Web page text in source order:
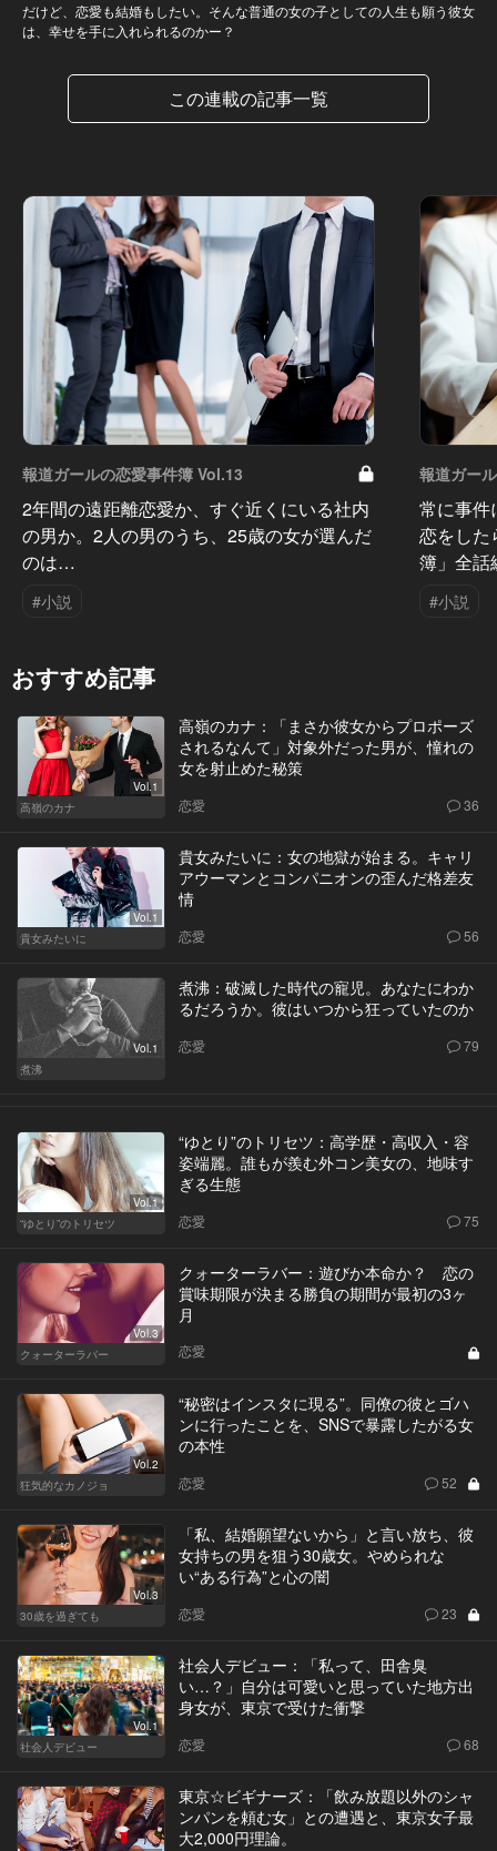
だけど、恋愛も結婚もしたい。そんな普通の女の子としての人生も願う彼女
は、幸せを手に入れられるのかー？
この連載の記事一覧
報道ガールの恋愛事件簿 Vol.13
2年間の遠距離恋愛か、すぐ近くにいる社内
の男か。2人の男のうち、25歳の女が選んだ
のは…
#小説
報道ガー
常に事件
恋をし
簿」全話
#小説
おすすめ記事
Vol.1
高嶺のカナ
高嶺のカナ：「まさか彼女からプロポーズ
されるなんて」対象外だった男が、憧れの
女を射止めた秘策
恋愛 36
Vol.1
貴女みたいに
貴女みたいに：女の地獄が始まる。キャリ
アウーマンとコンパニオンの歪んだ格差友
情
恋愛 56
Vol.1
煮沸
煮沸：破滅した時代の寵児。あなたにわか
るだろうか。彼はいつから狂っていたのか
恋愛 79
Vol.1
“ゆとり”のトリセツ
“ゆとり”のトリセツ：高学歴・高収入・容
姿端麗。誰もが羨む外コン美女の、地味す
ぎる生態
恋愛 75
Vol.3
クォーターラバー
クォーターラバー：遊びか本命か？ 恋の
賞味期限が決まる勝負の期間が最初の3ヶ
月
恋愛
Vol.2
狂気的なカノジョ
“秘密はインスタに現る”。同僚の彼とゴハ
ンに行ったことを、SNSで暴露したがる女
の本性
恋愛 52
Vol.3
30歳を過ぎても
「私、結婚願望ないから」と言い放ち、彼
女持ちの男を狙う30歳女。やめられな
い“ある行為”と心の闇
恋愛 23
Vol.1
社会人デビュー
社会人デビュー：「私って、田舎臭
い…？」自分は可愛いと思っていた地方出
身女が、東京で受けた衝撃
恋愛 68
東京☆ビギナーズ：「飲み放題以外のシャ
ンパンを頼む女」との遭遇と、東京女子最
大2,000円理論。